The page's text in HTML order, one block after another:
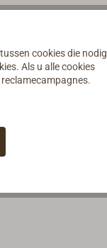
cookies die nodig
Als u alle cookies